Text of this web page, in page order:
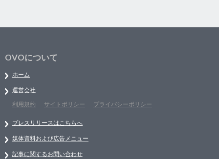
OVOについて
ホーム
運営会社
利用規約
サイトポリシー プライバシーポリシー
プレスリリースはこちらへ
媒体資料および広告メニュー
記事に関するお問い合わせ